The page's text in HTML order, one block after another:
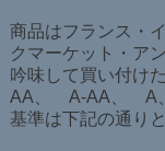
商品はフランス・
クマーケット・ア
吟味して買い付け
AA、 A-AA、 A
基準は下記の通り